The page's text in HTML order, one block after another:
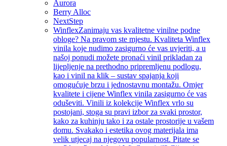
Aurora
Berry Alloc
NextStep
WinflexZanimaju vas kvalitetne vinilne podne
obloge? Na pravom ste mjestu. Kvaliteta Winflex
vinila koje nudimo zasigurno će vas uvjeriti, a u
našoj ponudi možete pronaći vinil prikladan za
lijepljenje na prethodno pripremljenu podlogu,
kao i vinil na klik – sustav spajanja koji
omogućuje brzu i jednostavnu montažu. Omjer
kvalitete i cijene Winflex vinila zasigurno će vas
oduševiti. Vinili iz kolekcije Winflex vrlo su
postojani, stoga su pravi izbor za svaki prostor,
kako za kuhinju tako i za ostale prostorije u vašem
domu. Svakako i estetika ovog materijala ima
velik utjecaj na njegovu popularnost. Pitate se